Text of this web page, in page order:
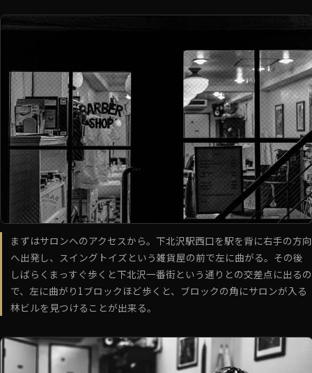
まずはサロンへのアクセスから。下北沢駅西口を駅を背に右手の方向
へ出発し、スイングトイズという雑貨屋の前で左に曲がる。その後
しばらくまっすぐ歩くと下北沢一番街という通りとの交差点に出るの
で、左に曲がり1ブロックほど歩くと、ブロックの角にサロンが入る
林ビルを見つけることが出来る。